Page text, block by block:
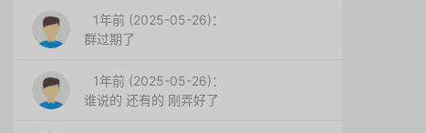
1年前 (2025-05-26)：
群过期了
1年前 (2025-05-26)：
谁说的 还有的 刚弄好了